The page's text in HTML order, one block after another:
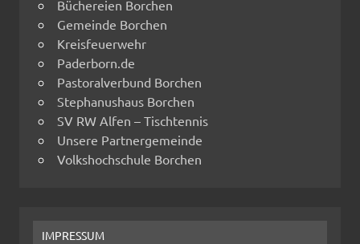
Büchereien Borchen
Gemeinde Borchen
Kreisfeuerwehr
Paderborn.de
Pastoralverbund Borchen
Stephanushaus Borchen
SV RW Alfen – Tischtennis
Unsere Partnergemeinde
Volkshochschule Borchen
IMPRESSUM